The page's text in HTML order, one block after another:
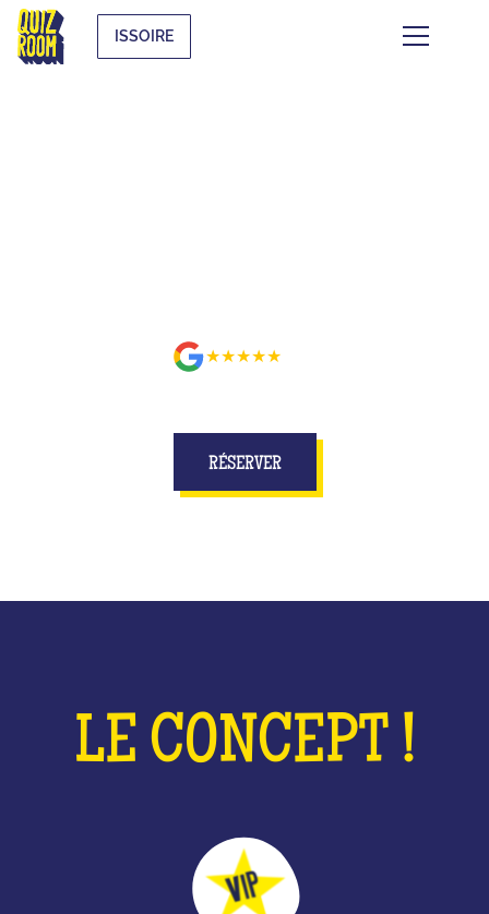
ISSOIRE
★★★★★
RÉSERVER
LE CONCEPT !